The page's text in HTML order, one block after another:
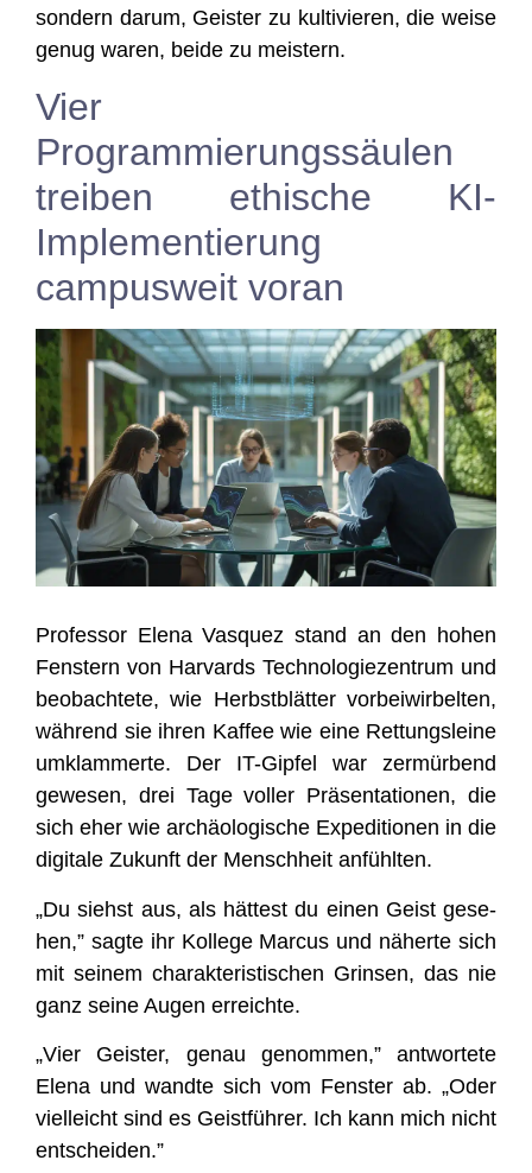
son­dern dar­um, Geis­ter zu kul­ti­vie­ren, die wei­se
genug waren, bei­de zu meistern.
Vier
Programmierungssäulen
treiben ethische KI-
Implementierung
campusweit voran
Pro­fes­sor Ele­na Vas­quez stand an den hohen
Fens­tern von Har­vards Tech­no­lo­gie­zen­trum und
beob­ach­te­te, wie Herbst­blät­ter vor­bei­wir­bel­ten,
wäh­rend sie ihren Kaf­fee wie eine Ret­tungs­lei­ne
umklam­mer­te. Der IT-Gip­fel war zer­mür­bend
gewe­sen, drei Tage vol­ler Prä­sen­ta­tio­nen, die
sich eher wie archäo­lo­gi­sche Expe­di­tio­nen in die
digi­ta­le Zukunft der Mensch­heit anfühlten.
„Du siehst aus, als hät­test du einen Geist gese­
hen,” sag­te ihr Kol­le­ge Mar­cus und näher­te sich
mit sei­nem cha­rak­te­ris­ti­schen Grin­sen, das nie
ganz sei­ne Augen erreichte.
„Vier Geis­ter, genau genom­men,” ant­wor­te­te
Ele­na und wand­te sich vom Fens­ter ab. „Oder
viel­leicht sind es Geist­füh­rer. Ich kann mich nicht
entscheiden.”